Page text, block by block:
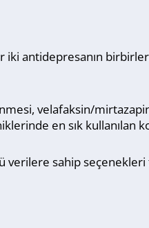
antidepresanın
velafaksin/
en sık kullanılan
verilere sahip